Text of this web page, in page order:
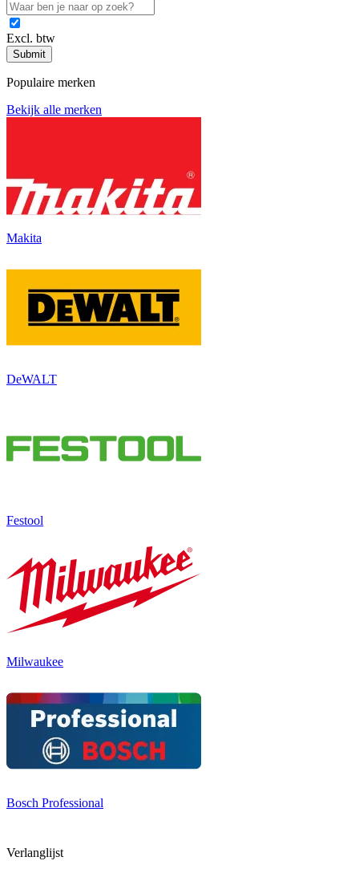
Excl. btw
Submit
Populaire merken
Bekijk alle merken
Makita
DeWALT
Festool
Milwaukee
Bosch Professional
Verlanglijst